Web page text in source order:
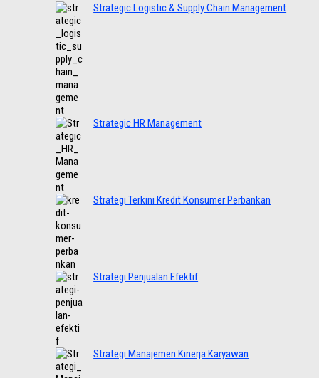
Strategic Logistic & Supply Chain Management
Strategic HR Management
Strategi Terkini Kredit Konsumer Perbankan
Strategi Penjualan Efektif
Strategi Manajemen Kinerja Karyawan